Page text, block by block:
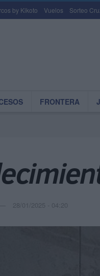
by Kikoto Vuelos Sorteo
FRONTERA
28/01/2025 - 04:20